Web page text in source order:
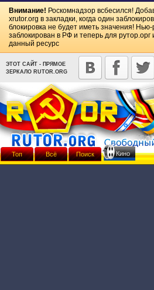
Внимание! Роскомнадзор всбесился!
xrutor.org в закладки, когда один
блокировка не будет иметь значения! Нью-
заблокирован в РФ и теперь для рутор.орг
данный ресурс
ЭТОТ САЙТ - ПРЯМОЕ
ЗЕРКАЛО RUTOR.ORG